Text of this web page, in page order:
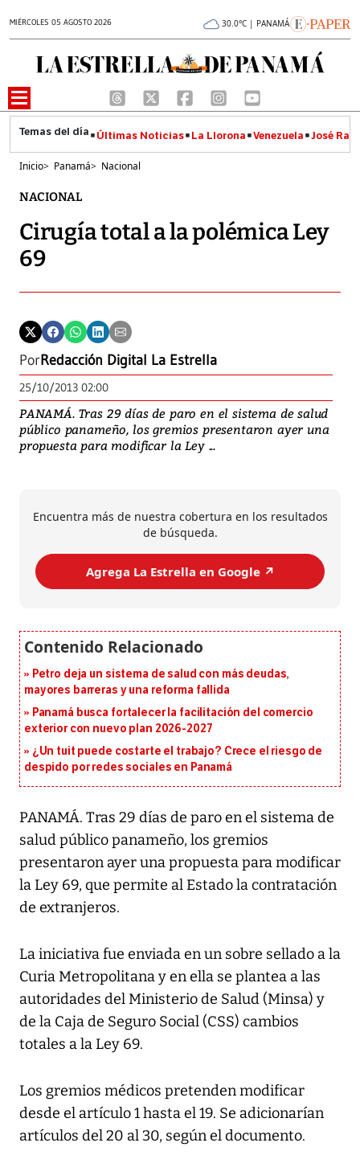
MIÉRCOLES 05 AGOSTO 2026 30.0°C | PANAMÁ
Últimas Noticias La Llorona Venezuela José
Inicio> Panamá> Nacional
NACIONAL
Cirugía total a la polémica Ley
69
PorRedacción Digital La Estrella
25/10/2013 02:00
PANAMÁ. Tras 29 días de paro en el sistema de salud
público panameño, los gremios presentaron ayer una
propuesta para modificar la Ley ...
Encuentra más de nuestra cobertura en los resultados
de búsqueda.
Agrega La Estrella en Google ↗️
Petro deja un sistema de salud con más deudas,
mayores barreras y una reforma fallida
Panamá busca fortalecer la facilitación del comercio
exterior con nuevo plan 2026-2027
¿Un tuit puede costarte el trabajo? Crece el riesgo de
despido por redes sociales en Panamá
PANAMÁ. Tras 29 días de paro en el sistema de
salud público panameño, los gremios
presentaron ayer una propuesta para modificar
la Ley 69, que permite al Estado la contratación
de extranjeros.
La iniciativa fue enviada en un sobre sellado a la
Curia Metropolitana y en ella se plantea a las
autoridades del Ministerio de Salud (Minsa) y
de la Caja de Seguro Social (CSS) cambios
totales a la Ley 69.
Los gremios médicos pretenden modificar
desde el artículo 1 hasta el 19. Se adicionarían
artículos del 20 al 30, según el documento.